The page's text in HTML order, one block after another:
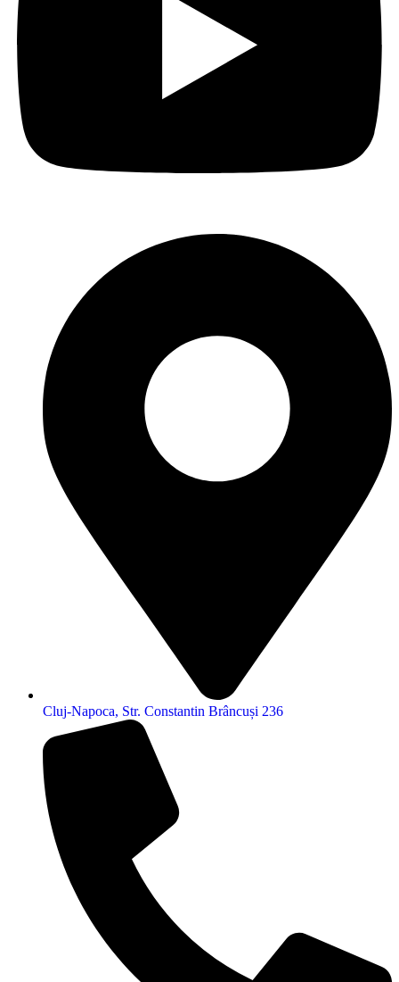
Cluj-Napoca, Str. Constantin Brâncuși 236